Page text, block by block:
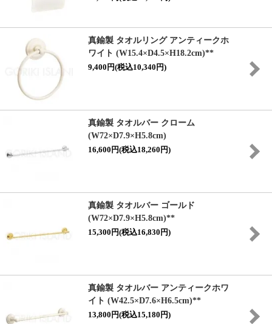
真鍮製 タオルリング アンティークホ
ワイト (W15.4×D4.5×H18.2cm)**
9,400円(税込10,340円)
真鍮製 タオルバー クローム
(W72×D7.9×H5.8cm)
16,600円(税込18,260円)
真鍮製 タオルバー ゴールド
(W72×D7.9×H5.8cm)**
15,300円(税込16,830円)
真鍮製 タオルバー アンティークホワ
イト (W42.5×D7.6×H6.5cm)**
13,800円(税込15,180円)